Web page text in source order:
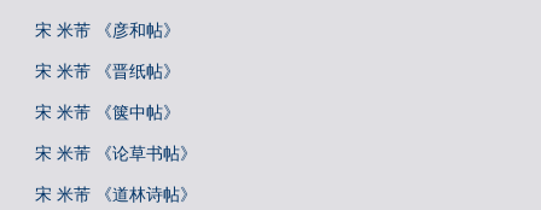
宋 米芾 《彦和帖》
宋 米芾 《晋纸帖》
宋 米芾 《箧中帖》
宋 米芾 《论草书帖》
宋 米芾 《道林诗帖》